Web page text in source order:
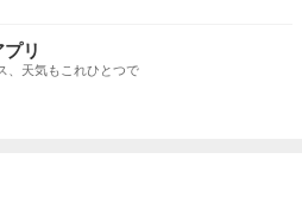
リ
、天気もこれひとつで